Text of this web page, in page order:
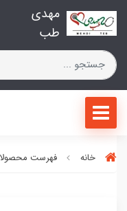
مهدی
طب
خانه فهرست